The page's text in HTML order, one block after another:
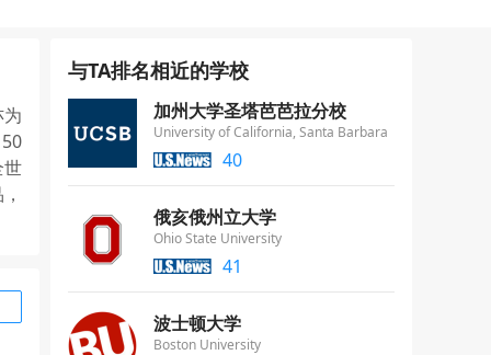
与TA排名相近的学校
加州大学圣塔芭芭拉分校
University of California, Santa Barbara
40
俄亥俄州立大学
Ohio State University
41
波士顿大学
Boston University